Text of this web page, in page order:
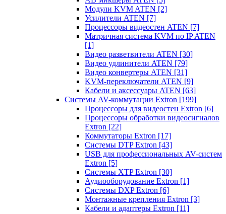
Модули KVM ATEN [2]
Усилители ATEN [7]
Процессоры видеостен ATEN [7]
Матричная система KVM по IP ATEN
[1]
Видео разветвители ATEN [30]
Видео удлинители ATEN [79]
Видео конвертеры ATEN [31]
KVM-переключатели ATEN [9]
Кабели и аксессуары ATEN [63]
Системы AV-коммутации Extron [199]
Процессоры для видеостен Extron [6]
Процессоры обработки видеосигналов
Extron [22]
Коммутаторы Extron [17]
Системы DTP Extron [43]
USB для профессиональных AV-систем
Extron [5]
Системы XTP Extron [30]
Аудиооборудование Extron [1]
Системы DXP Extron [6]
Монтажные крепления Extron [3]
Кабели и адаптеры Extron [11]